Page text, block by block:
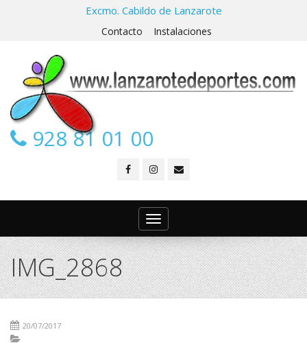
Excmo. Cabildo de Lanzarote
Contacto Instalaciones
928 81 01 00
Toggle
navigation
IMG_2868
20/07/2017